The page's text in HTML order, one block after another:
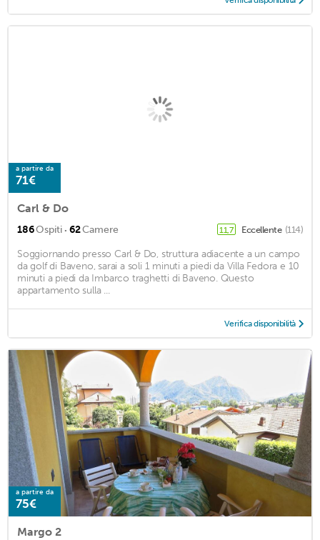
a partire da
71€
Carl & Do
186Ospiti · 62Camere 11,7 Eccellente (114)
Soggiornando presso Carl & Do, struttura adiacente a un campo
da golf di Baveno, sarai a soli 1 minuti a piedi da Villa Fedora e 10
minuti a piedi da Imbarco traghetti di Baveno. Questo
appartamento sulla ...
Verifica disponibilità
a partire da
75€
Margo 2